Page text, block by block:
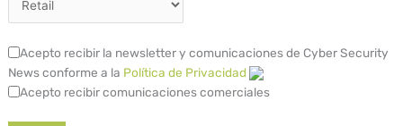
Acepto recibir la newsletter y comunicaciones de Cyber Security
News conforme a la Política de Privacidad
Acepto recibir comunicaciones comerciales